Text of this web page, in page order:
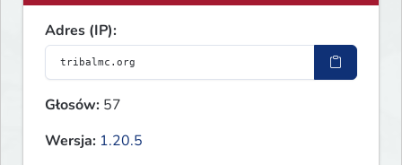
Adres (IP):
Głosów: 57
Wersja: 1.20.5